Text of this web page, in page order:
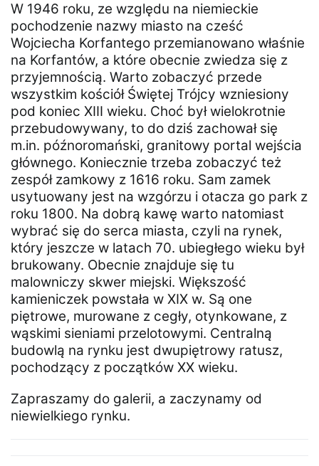
W 1946 roku, ze względu na niemieckie
pochodzenie nazwy miasto na cześć
Wojciecha Korfantego przemianowano właśnie
na Korfantów, a które obecnie zwiedza się z
przyjemnością. Warto zobaczyć przede
wszystkim kościół Świętej Trójcy wzniesiony
pod koniec XIII wieku. Choć był wielokrotnie
przebudowywany, to do dziś zachował się
m.in. późnoromański, granitowy portal wejścia
głównego. Koniecznie trzeba zobaczyć też
zespół zamkowy z 1616 roku. Sam zamek
usytuowany jest na wzgórzu i otacza go park z
roku 1800. Na dobrą kawę warto natomiast
wybrać się do serca miasta, czyli na rynek,
który jeszcze w latach 70. ubiegłego wieku był
brukowany. Obecnie znajduje się tu
malowniczy skwer miejski. Większość
kamieniczek powstała w XIX w. Są one
piętrowe, murowane z cegły, otynkowane, z
wąskimi sieniami przelotowymi. Centralną
budowlą na rynku jest dwupiętrowy ratusz,
pochodzący z początków XX wieku.
Zapraszamy do galerii, a zaczynamy od
niewielkiego rynku.